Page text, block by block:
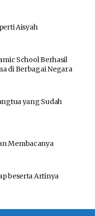
Aisyah
School Berhasil
di Berbagai Negara
yang Sudah
Membacanya
beserta Artinya